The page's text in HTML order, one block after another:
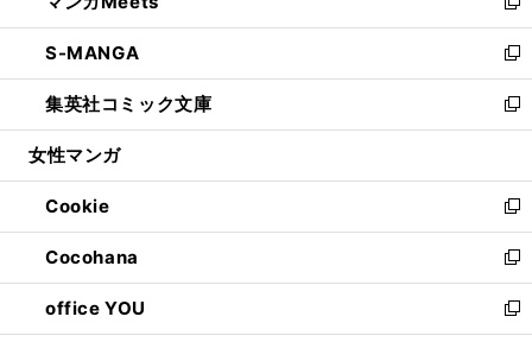
開
く
ウ
で
開
く
ィ
ン
ド
ウ
で
開
い
ウ
ィ
ン
ド
ウ
開
く
新
し
い
ウ
ィ
ン
ウ
で
開
く
S-MANGA
新
し
い
ウ
ン
ド
ウ
で
開
く
集英社コミック文庫
新
し
ウ
ィ
ン
ド
ウ
で
開
女性マンガ
Cookie
新
し
い
ウ
ィ
ン
Cocohana
新
し
い
ウ
office YOU
新